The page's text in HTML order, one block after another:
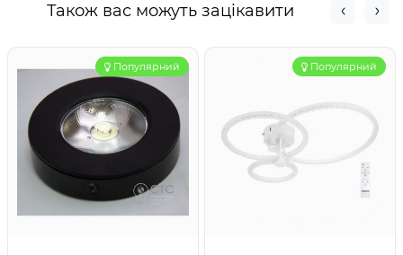
Також вас можуть зацікавити
Популярний Популярний